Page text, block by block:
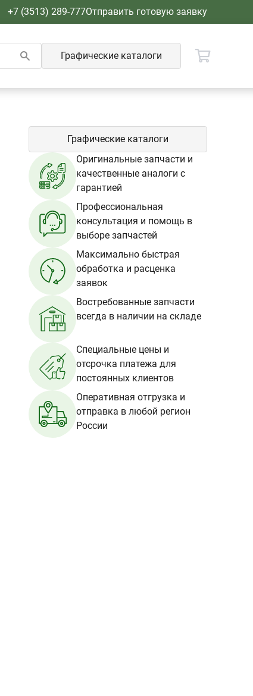
+7 (3513) 289-777Отправить готовую заявку
Графические каталоги
Графические каталоги
Оригинальные запчасти и
качественные аналоги с
гарантией
Профессиональная
консультация и помощь в
выборе запчастей
Максимально быстрая
обработка и расценка
заявок
Востребованные запчасти
всегда в наличии на складе
Специальные цены и
отсрочка платежа для
постоянных клиентов
Оперативная отгрузка и
отправка в любой регион
России